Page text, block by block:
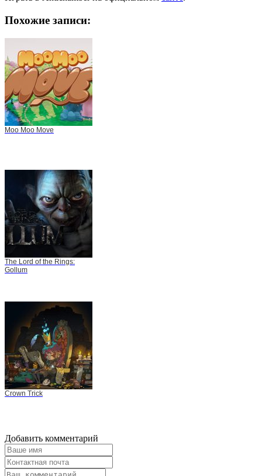
Похожие записи:
Moo Moo Move
The Lord of the Rings:
Gollum
Crown Trick
Добавить комментарий